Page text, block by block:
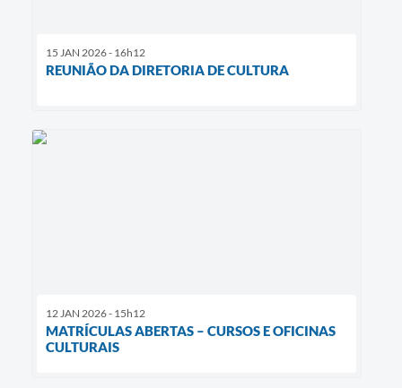
15 JAN 2026 - 16h12
REUNIÃO DA DIRETORIA DE CULTURA
12 JAN 2026 - 15h12
MATRÍCULAS ABERTAS – CURSOS E OFICINAS
CULTURAIS